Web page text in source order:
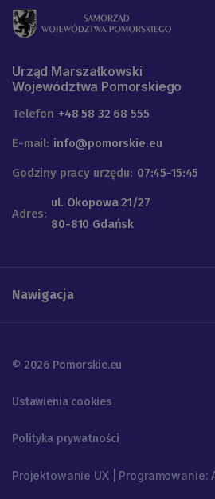
Urząd Marszałkowski
Województwa Pomorskiego
Telefon +48 58 32 68 555
E-mail: info@pomorskie.eu
Godziny pracy urzędu: 07:45-15:45
Adres:
ul. Okopowa 21/27
80-810 Gdańsk
Nawigacja
© 2026 Pomorskie.eu
Ustawienia cookies
Polityka prywatności
Projektowanie UX | Programowanie: